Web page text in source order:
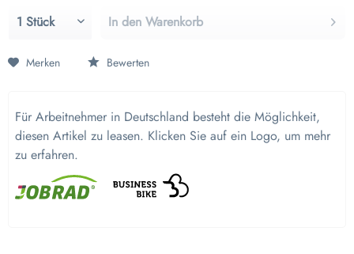
In den Warenkorb
Merken Bewerten
Für Arbeitnehmer in Deutschland besteht die Möglichkeit,
diesen Artikel zu leasen. Klicken Sie auf ein Logo, um mehr
zu erfahren.